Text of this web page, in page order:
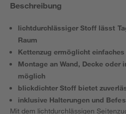
Beschreibung
lichtdurchlässiger Stoff lässt
Raum
Kettenzug ermöglicht
Montage an Wand, Decke oder
möglich
blickdichter Stoff bietet
inklusive Halterungen und
Mit dem lichtdurchlässigen